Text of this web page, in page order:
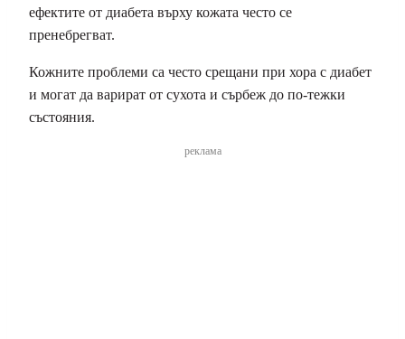
ефектите от диабета върху кожата често се
пренебрегват.
Кожните проблеми са често срещани при хора с диабет
и могат да варират от сухота и сърбеж до по-тежки
състояния.
реклама